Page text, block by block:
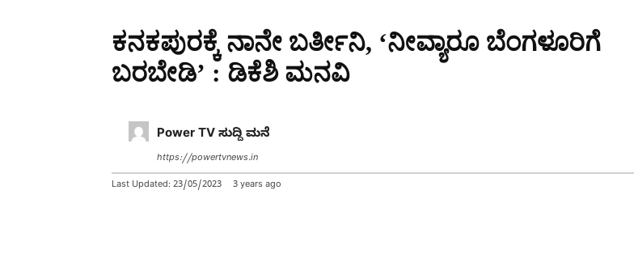
ಕನಕಪುರಕ್ಕೆ ನಾನೇ ಬರ್ತೀನಿ, ‘ನೀವ್ಯಾರೂ ಬೆಂಗಳೂರಿಗೆ
ಬರಬೇಡಿ’ : ಡಿಕೆಶಿ ಮನವಿ
Power TV ಸುದ್ದಿ ಮನೆ
https://powertvnews.in
Last Updated: 23/05/2023 3 years ago